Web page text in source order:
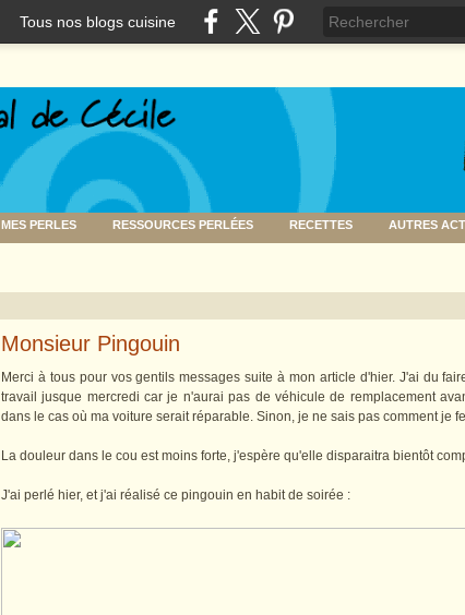
Tous nos blogs cuisine
MES PERLES RESSOURCES PERLÉES RECETTES AUTRES
Monsieur Pingouin
Merci à tous pour vos gentils messages suite à mon article d'hier. J'ai du
travail jusque mercredi car je n'aurai pas de véhicule de remplacement
dans le cas où ma voiture serait réparable. Sinon, je ne sais pas comment je
La douleur dans le cou est moins forte, j'espère qu'elle disparaitra bientôt
J'ai perlé hier, et j'ai réalisé ce pingouin en habit de soirée :